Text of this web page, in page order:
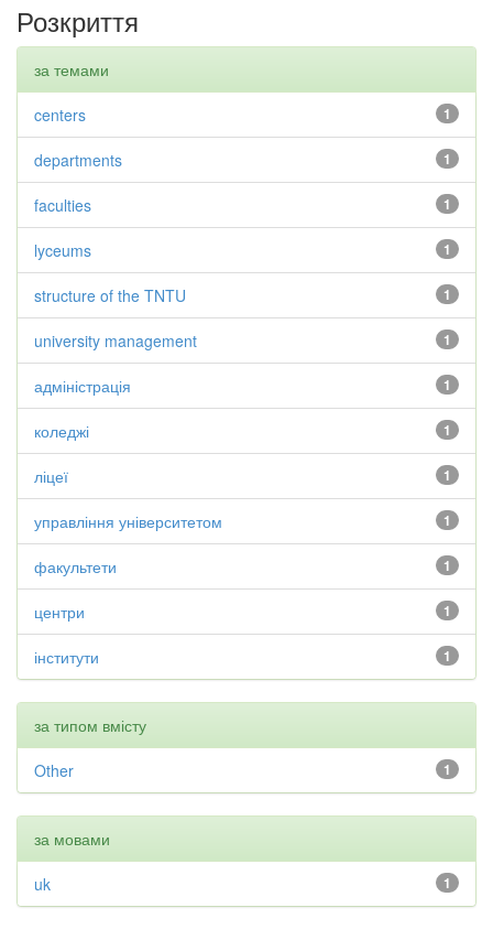
Розкриття
за темами
1
centers
1
departments
1
faculties
1
lyceums
1
structure of the TNTU
1
university management
1
адміністрація
1
коледжі
1
ліцеї
1
управління університетом
1
факультети
1
центри
1
інститути
за типом вмісту
1
Other
за мовами
1
uk